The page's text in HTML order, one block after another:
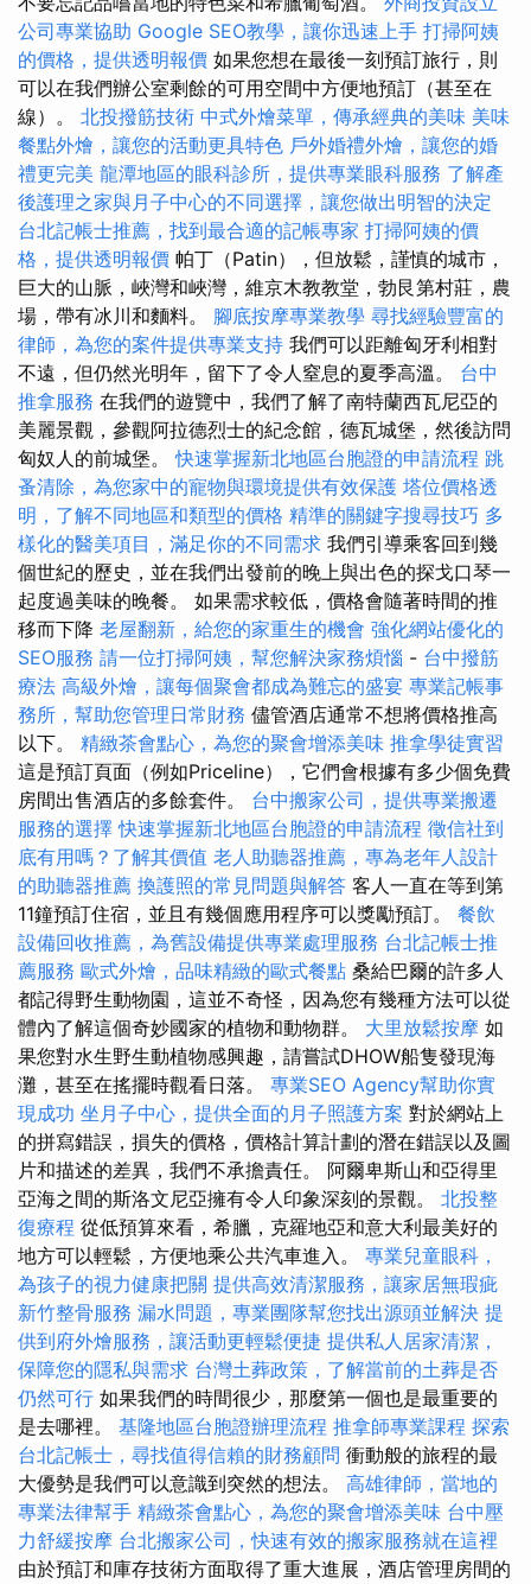
公司專業協助 Google SEO教學，讓你迅速上手 打掃阿姨
的價格，提供透明報價 如果您想在最後一刻預訂旅行，則
可以在我們辦公室剩餘的可用空間中方便地預訂（甚至在
線）。 北投撥筋技術 中式外燴菜單，傳承經典的美味 美味
餐點外燴，讓您的活動更具特色 戶外婚禮外燴，讓您的婚
禮更完美 龍潭地區的眼科診所，提供專業眼科服務 了解產
後護理之家與月子中心的不同選擇，讓您做出明智的決定
台北記帳士推薦，找到最合適的記帳專家 打掃阿姨的價
格，提供透明報價 帕丁（Patin），但放鬆，謹慎的城市，
巨大的山脈，峽灣和峽灣，維京木教教堂，勃艮第村莊，農
場，帶有冰川和麵料。 腳底按摩專業教學 尋找經驗豐富的
律師，為您的案件提供專業支持 我們可以距離匈牙利相對
不遠，但仍然光明年，留下了令人窒息的夏季高溫。 台中
推拿服務 在我們的遊覽中，我們了解了南特蘭西瓦尼亞的
美麗景觀，參觀阿拉德烈士的紀念館，德瓦城堡，然後訪問
匈奴人的前城堡。快速掌握新北地區台胞證的申請流程 跳
蚤清除，為您家中的寵物與環境提供有效保護 塔位價格透
明，了解不同地區和類型的價格 精準的關鍵字搜尋技巧 多
樣化的醫美項目，滿足你的不同需求 我們引導乘客回到幾
個世紀的歷史，並在我們出發前的晚上與出色的探戈口琴一
起度過美味的晚餐。 如果需求較低，價格會隨著時間的推
移而下降 老屋翻新，給您的家重生的機會 強化網站優化的
SEO服務 請一位打掃阿姨，幫您解決家務煩惱 - 台中撥筋
療法 高級外燴，讓每個聚會都成為難忘的盛宴 專業記帳事
務所，幫助您管理日常財務 儘管酒店通常不想將價格推高
以下。 精緻茶會點心，為您的聚會增添美味 推拿學徒實習
這是預訂頁面（例如Priceline），它們會根據有多少個免費
房間出售酒店的多餘套件。 台中搬家公司，提供專業搬遷
服務的選擇 快速掌握新北地區台胞證的申請流程 徵信社到
底有用嗎？了解其價值 老人助聽器推薦，專為老年人設計
的助聽器推薦 換護照的常見問題與解答 客人一直在等到第
11鐘預訂住宿，並且有幾個應用程序可以獎勵預訂。 餐飲
設備回收推薦，為舊設備提供專業處理服務 台北記帳士推
薦服務 歐式外燴，品味精緻的歐式餐點 桑給巴爾的許多人
都記得野生動物園，這並不奇怪，因為您有幾種方法可以從
體內了解這個奇妙國家的植物和動物群。 大里放鬆按摩 如
果您對水生野生動植物感興趣，請嘗試DHOW船隻發現海
灘，甚至在搖擺時觀看日落。 專業SEO Agency幫助你實
現成功 坐月子中心，提供全面的月子照護方案 對於網站上
的拼寫錯誤，損失的價格，價格計算計劃的潛在錯誤以及圖
片和描述的差異，我們不承擔責任。 阿爾卑斯山和亞得里
亞海之間的斯洛文尼亞擁有令人印象深刻的景觀。 北投整
復療程 從低預算來看，希臘，克羅地亞和意大利最美好的
地方可以輕鬆，方便地乘公共汽車進入。 專業兒童眼科，
為孩子的視力健康把關 提供高效清潔服務，讓家居無瑕疵
新竹整骨服務 漏水問題，專業團隊幫您找出源頭並解決 提
供到府外燴服務，讓活動更輕鬆便捷 提供私人居家清潔，
保障您的隱私與需求 台灣土葬政策，了解當前的土葬是否
仍然可行 如果我們的時間很少，那麼第一個也是最重要的
是去哪裡。 基隆地區台胞證辦理流程 推拿師專業課程 探索
台北記帳士，尋找值得信賴的財務顧問 衝動般的旅程的最
大優勢是我們可以意識到突然的想法。 高雄律師，當地的
專業法律幫手 精緻茶會點心，為您的聚會增添美味 台中壓
力舒緩按摩 台北搬家公司，快速有效的搬家服務就在這裡
由於預訂和庫存技術方面取得了重大進展，酒店管理房間的